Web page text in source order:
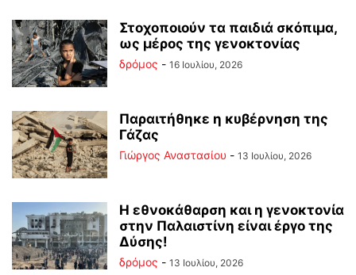
Στοχοποιούν τα παιδιά σκόπιμα,
ως μέρος της γενοκτονίας
δρόμος - 16 Ιουλίου, 2026
Παραιτήθηκε η κυβέρνηση της
Γάζας
Γιώργος Αναστασίου - 13 Ιουλίου, 2026
Η εθνοκάθαρση και η γενοκτονία
στην Παλαιστίνη είναι έργο της
Δύσης!
δρόμος - 13 Ιουλίου, 2026